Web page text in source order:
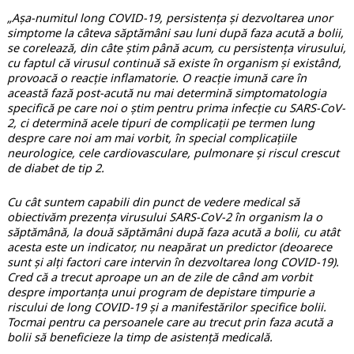
„Așa-numitul long COVID-19, persistența și dezvoltarea unor
simptome la câteva săptămâni sau luni după faza acută a bolii,
se corelează, din câte știm până acum, cu persistența virusului,
cu faptul că virusul continuă să existe în organism și existând,
provoacă o reacție inflamatorie. O reacție imună care în
această fază post-acută nu mai determină simptomatologia
specifică pe care noi o știm pentru prima infecție cu SARS-CoV-
2, ci determină acele tipuri de complicații pe termen lung
despre care noi am mai vorbit, în special complicațiile
neurologice, cele cardiovasculare, pulmonare și riscul crescut
de diabet de tip 2.
Cu cât suntem capabili din punct de vedere medical să
obiectivăm prezența virusului SARS-CoV-2 în organism la o
săptămână, la două săptămâni după faza acută a bolii, cu atât
acesta este un indicator, nu neapărat un predictor (deoarece
sunt și alți factori care intervin în dezvoltarea long COVID-19).
Cred că a trecut aproape un an de zile de când am vorbit
despre importanța unui program de depistare timpurie a
riscului de long COVID-19 și a manifestărilor specifice bolii.
Tocmai pentru ca persoanele care au trecut prin faza acută a
bolii să beneficieze la timp de asistență medicală.